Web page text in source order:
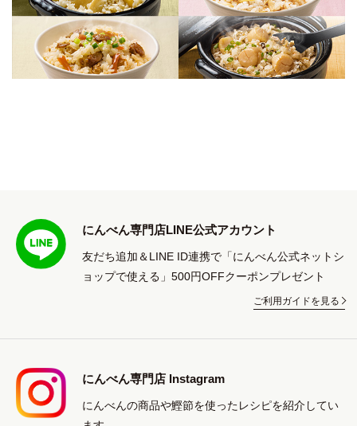
にんべん専門店LINE公式アカウント
友だち追加＆LINE ID連携で「にんべん公式ネットシ
ョップで使える」500円OFFクーポンプレゼント
ご利用ガイドを見る
にんべん専門店 Instagram
にんべんの商品や鰹節を使ったレシピを紹介してい